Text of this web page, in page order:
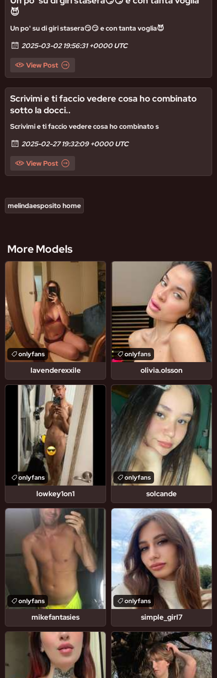
😈
Un po' su di giri stasera😏😏 e con tanta voglia😈
2025-03-02 19:56:31 +0000 UTC
View Post
Scrivimi e ti faccio vedere cosa ho combinato
sotto la docci..
Scrivimi e ti faccio vedere cosa ho combinato s
2025-02-27 19:32:09 +0000 UTC
View Post
melindaesposito home
More Models
lavenderexxile
onlyfans
olivia.olsson
onlyfans
lowkey1on1
onlyfans
solcande
onlyfans
mikefantasies
onlyfans
simple_girl7
onlyfans